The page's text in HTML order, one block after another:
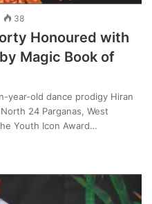
38
Honoured with
Magic Book of
year-old dance prodigy Hiran
24 Parganas, West
Youth Icon Award…